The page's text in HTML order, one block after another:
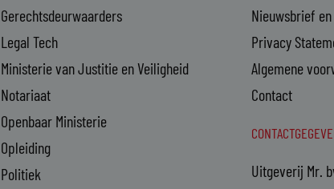
Gerechtsdeurwaarders
Legal Tech
Ministerie van Justitie en Veiligheid
Notariaat
Openbaar Ministerie
Opleiding
Politiek
Nieuwsbrief
Privacy
Algemene
Contact
Uitgeverij Mr.